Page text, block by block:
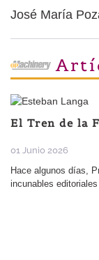
José María
El Tren de la
01 Junio 2026
Hace algunos días,
incunables editoriales